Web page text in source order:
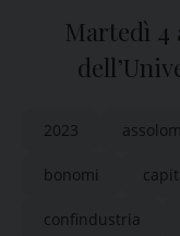
Martedì 4
2023
bonomi
confindustria